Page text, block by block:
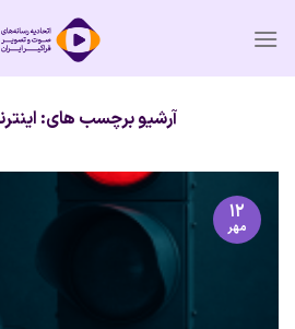
آرشیو برچسب های:
۱۲
مهر